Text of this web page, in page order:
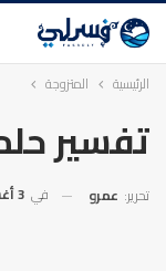
الرئيسية المتزوجة
تفسير
تحرير: عمرو في 3 أغسطس 2025